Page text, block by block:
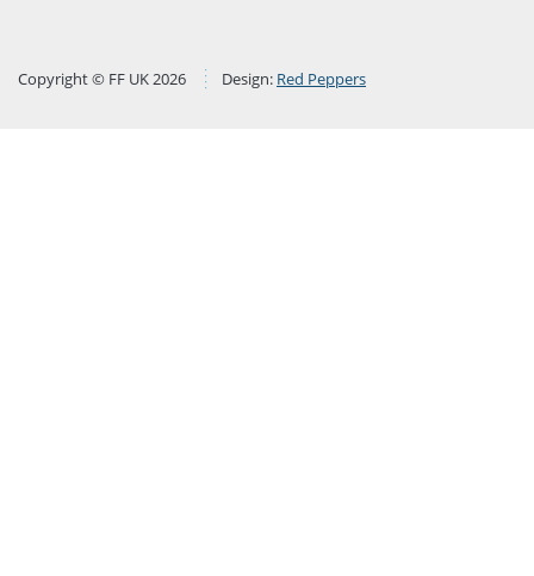
Copyright © FF UK 2026 Design: Red Peppers